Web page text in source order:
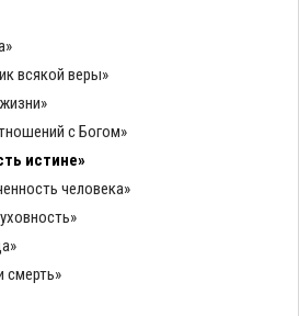
всякой веры»
с Богом»
истине»
человека»
смерть»